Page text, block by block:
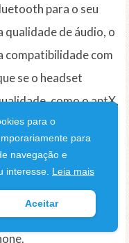
para o seu
de áudio, o
compatibilidade com
se o headset
como o aptX,
Certifique-se de
​​e
de longa duração
A compatibilidade
para garantir a
para o
para
navegação e
interesse. Leia mais
Aceitar